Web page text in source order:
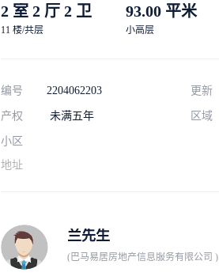
2 室 2 厅 2 卫
11 楼/共层
93.00 平米
小高层
编号 2204062203 更新
产权 未满五年 区域
小区
地址
兰先生
(巴马易居房地产信息服务有限公司 )